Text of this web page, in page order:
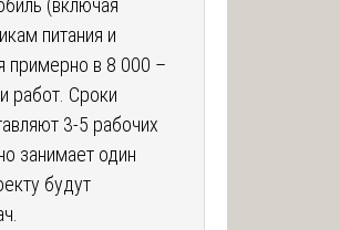
(включая
питания и
примерно в 8 000 –
работ. Сроки
3-5 рабочих
занимает один
будут